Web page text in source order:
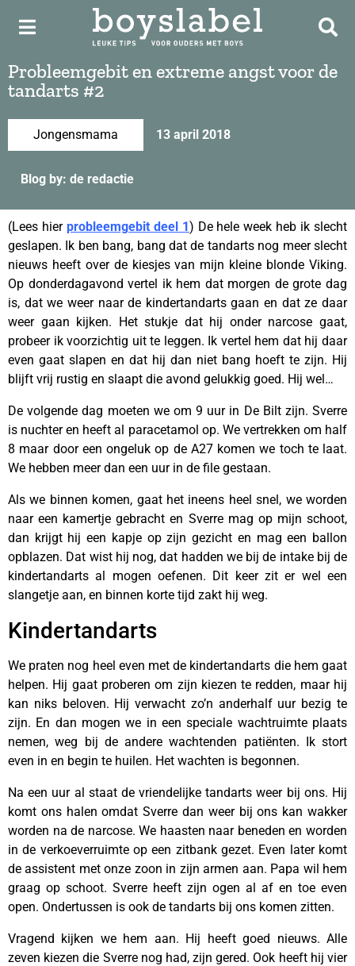
Probleemgebit en extreme angst voor de
tandarts #2
Jongensmama 13 april 2018
Blog by: de redactie
(Lees hier probleemgebit deel 1) De hele week heb ik slecht
geslapen. Ik ben bang, bang dat de tandarts nog meer slecht
nieuws heeft over de kiesjes van mijn kleine blonde Viking.
Op donderdagavond vertel ik hem dat morgen de grote dag
is, dat we weer naar de kindertandarts gaan en dat ze daar
weer gaan kijken. Het stukje dat hij onder narcose gaat,
probeer ik voorzichtig uit te leggen. Ik vertel hem dat hij daar
even gaat slapen en dat hij dan niet bang hoeft te zijn. Hij
blijft vrij rustig en slaapt die avond gelukkig goed. Hij wel…
De volgende dag moeten we om 9 uur in De Bilt zijn. Sverre
is nuchter en heeft al paracetamol op. We vertrekken om half
8 maar door een ongeluk op de A27 komen we toch te laat.
We hebben meer dan een uur in de file gestaan.
Als we binnen komen, gaat het ineens heel snel, we worden
naar een kamertje gebracht en Sverre mag op mijn schoot,
dan krijgt hij een kapje op zijn gezicht en mag een ballon
opblazen. Dat wist hij nog, dat hadden we bij de intake bij de
kindertandarts al mogen oefenen. Dit keer zit er wel een
slangetje aan, en binnen korte tijd zakt hij weg.
Kindertandarts
We praten nog heel even met de kindertandarts die hem gaat
helpen. Hij gaat proberen om zijn kiezen te redden, maar hij
kan niks beloven. Hij verwacht zo’n anderhalf uur bezig te
zijn. En dan mogen we in een speciale wachtruimte plaats
nemen, weg bij de andere wachtenden patiënten. Ik stort
even in en begin te huilen. Het wachten is begonnen.
Na een uur al staat de vriendelijke tandarts weer bij ons. Hij
komt ons halen omdat Sverre dan weer bij ons kan wakker
worden na de narcose. We haasten naar beneden en worden
in de verkoeverruimte op een zitbank gezet. Even later komt
de assistent met onze zoon in zijn armen aan. Papa wil hem
graag op schoot. Sverre heeft zijn ogen al af en toe even
open. Ondertussen is ook de tandarts bij ons komen zitten.
Vragend kijken we hem aan. Hij heeft goed nieuws. Alle
zeven kiezen die Sverre nog had, zijn gered. Ook heeft hij vier